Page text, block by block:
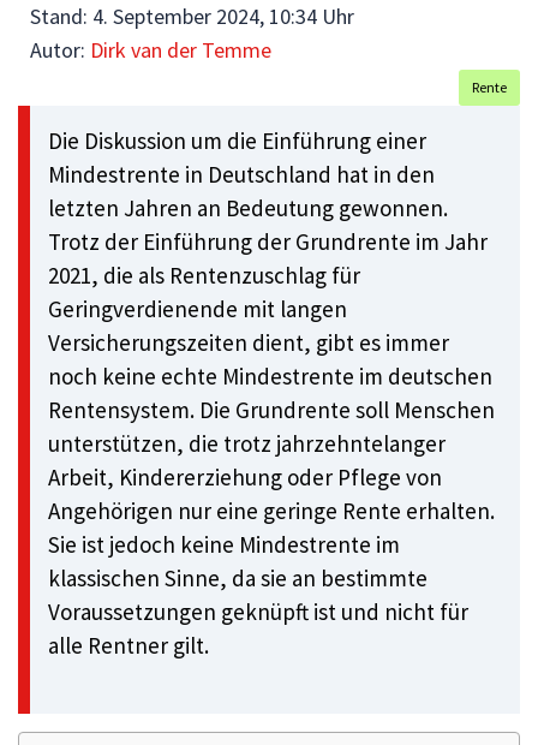
Stand: 4. September 2024, 10:34 Uhr
Autor: Dirk van der Temme
Rente
Die Diskussion um die Einführung einer
Mindestrente in Deutschland hat in den
letzten Jahren an Bedeutung gewonnen.
Trotz der Einführung der Grundrente im Jahr
2021, die als Rentenzuschlag für
Geringverdienende mit langen
Versicherungszeiten dient, gibt es immer
noch keine echte Mindestrente im deutschen
Rentensystem. Die Grundrente soll Menschen
unterstützen, die trotz jahrzehntelanger
Arbeit, Kindererziehung oder Pflege von
Angehörigen nur eine geringe Rente erhalten.
Sie ist jedoch keine Mindestrente im
klassischen Sinne, da sie an bestimmte
Voraussetzungen geknüpft ist und nicht für
alle Rentner gilt.